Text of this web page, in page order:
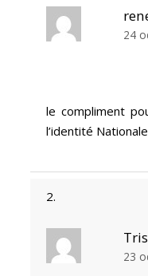
24
le compliment
l’identité
23